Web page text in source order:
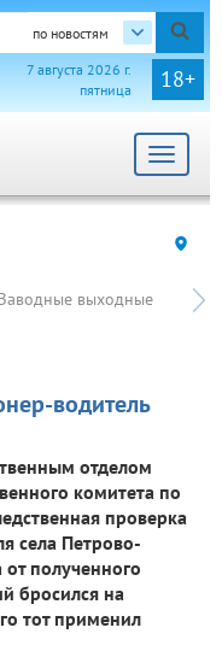
по новостям
18+
7 августа 2026 г.
пятница
Toggle
выходные
водитель
отделом
комитета по
проверка
села Петрово-
полученного
бросился на
тот применил